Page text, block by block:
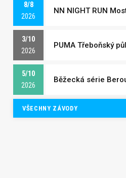
8/8
2026
NN NIGHT RUN
3/10
2026
PUMA Třeboňský
5/10
2026
Běžecká série
VŠECHNY ZÁVODY